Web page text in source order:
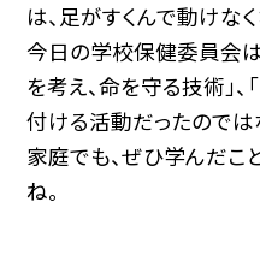
は、足がすくんで動けな
今日の学校保健委員会は
を考え、命を守る技術」
付ける活動だったのでは
家庭でも、ぜひ学んだこ
ね。